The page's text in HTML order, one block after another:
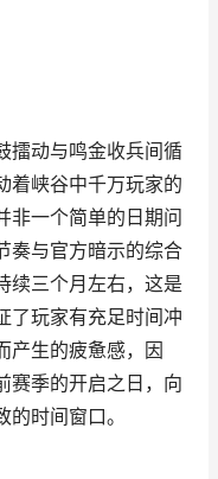
擂动与鸣金收兵间循
着峡谷中千万玩家的
非一个简单的日期问
奏与官方暗示的综合
续三个月左右，这是
了玩家有充足时间冲
产生的疲惫感，因
赛季的开启之日，向
时间窗口。